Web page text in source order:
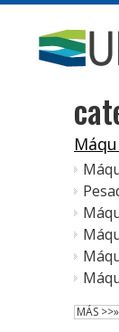
MÁS >>»